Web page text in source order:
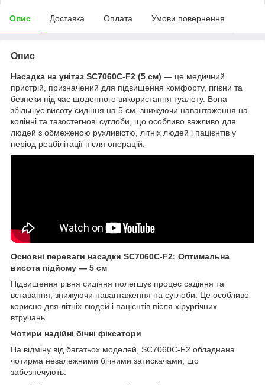
Опис Доставка Оплата Умови повернення
Опис
Насадка на унітаз SC7060C-F2 (5 см) — це медичний
пристрій, призначений для підвищення комфорту, гігієни та
безпеки під час щоденного використання туалету. Вона
збільшує висоту сидіння на 5 см, знижуючи навантаження на
колінні та тазостегнові суглоби, що особливо важливо для
людей з обмеженою рухливістю, літніх людей і пацієнтів у
період реабілітації після операцій.
Основні переваги насадки SC7060C-F2: Оптимальна
висота підйому — 5 см
Підвищення рівня сидіння полегшує процес садіння та
вставання, знижуючи навантаження на суглоби. Це особливо
корисно для літніх людей і пацієнтів після хірургічних
втручань.
Чотири надійні бічні фіксатори
На відміну від багатьох моделей, SC7060C-F2 обладнана
чотирма незалежними бічними затискачами, що
забезпечують: